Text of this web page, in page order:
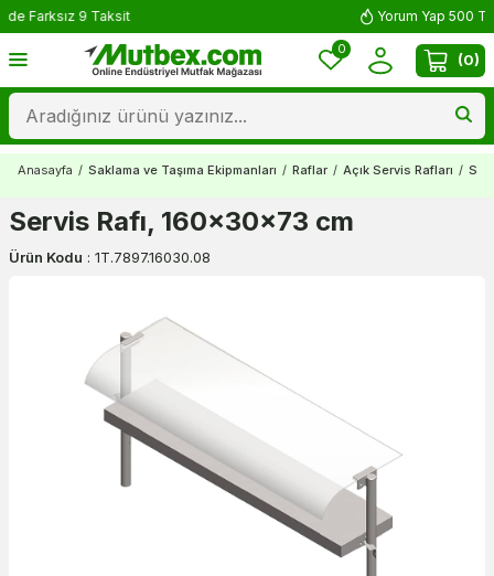
0
(0)
Anasayfa / Saklama ve Taşıma Ekipmanları / Raflar / Açık Servis Rafları /
Servis Rafı, 160x30x73 cm
Ürün Kodu : 1T.7897.16030.08